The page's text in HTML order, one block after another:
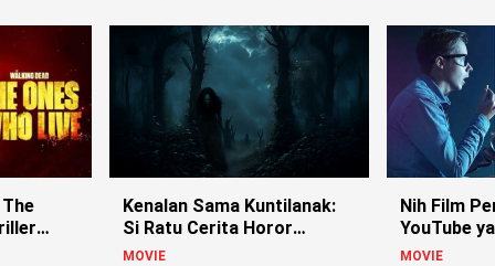
Kenalan Sama Kuntilanak:
Si Ratu Cerita Horor
Indonesia!
MOVIE
Nih Film
YouTube
MOVIE